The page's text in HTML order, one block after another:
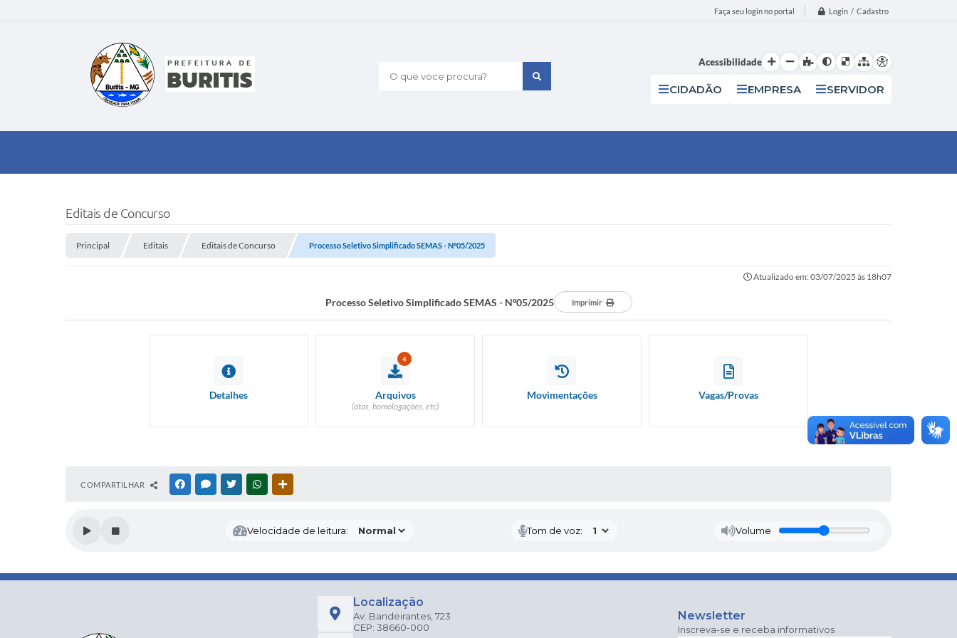
Faça seu login no portal Login / Cadastro
O que voce procura?
Acessibilidade
CIDADÃO EMPRESA SERVIDOR
Editais de Concurso
Principal Editais Editais de Concurso Processo Seletivo Simplificado SEMAS - Nº05/2025
Atualizado em: 03/07/2025 às 18h07
Processo Seletivo Simplificado SEMAS - Nº05/2025 Imprimir
Detalhes
4
Arquivos
(atas, homologações, etc)
Movimentações Vagas/Provas
COMPARTILHAR FACEBOOKMESSENGER
TWITTERWHATSAPP
Velocidade de leitura: Tom de voz: Volume
Localização
Av. Bandeirantes, 723
CEP: 38660-000
Newsletter
Inscreva-se e receba informativos